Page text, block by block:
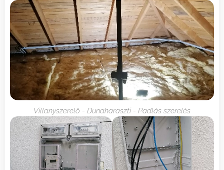
Villanyszerelő - Dunaharaszti - Padlás szerelés